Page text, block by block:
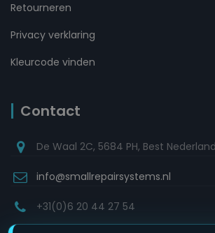
Retourneren
Privacy verklaring
Kleurcode vinden
Contact
De Waal 2C, 5684 PH, Best Nederland
info@smallrepairsystems.nl
+31(0)6 20 44 27 54